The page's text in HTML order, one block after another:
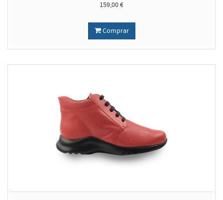
159,00 €
Comprar